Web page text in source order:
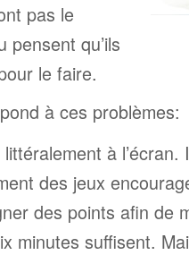
pas le
pensent qu’ils
le faire.
à ces problèmes:
à l’écran.
des jeux
des points afin de
minutes suffisent.